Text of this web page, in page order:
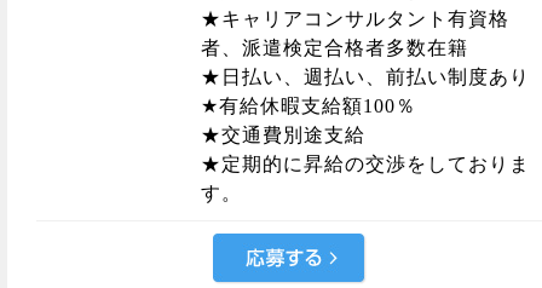
★キャリアコンサルタント有資格
者、派遣検定合格者多数在籍
★日払い、週払い、前払い制度あり
★有給休暇支給額100％
★交通費別途支給
★定期的に昇給の交渉をしておりま
す。